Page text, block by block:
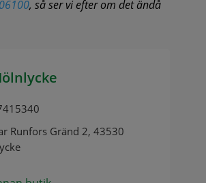
, så ser vi efter om det ändå
Runfors Gränd 2, 43530